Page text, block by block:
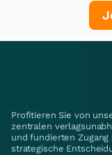
Profitieren Sie von
zentralen
und fundierten
strategische